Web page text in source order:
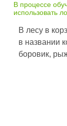
В процессе
использовать
В лесу в
в названии
боровик,